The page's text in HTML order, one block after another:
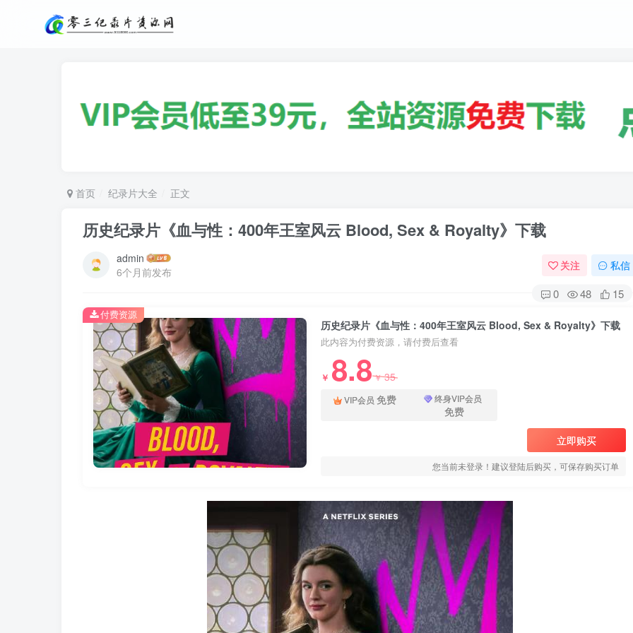
首页 纪录片大全 正文
历史纪录片《血与性：400年王室风云 Blood, Sex & Royalty》下载
admin
6个月前发布
关注 私信
0 48 15
历史纪录片《血与性：400年王室风云 Blood, Sex & Royalty》下载
此内容为付费资源，请付费后查看
￥ 8.8￥35
VIP会员 免费 终身VIP会员
免费
立即购买
您当前未登录！建议登陆后购买，可保存购买订单
付费资源